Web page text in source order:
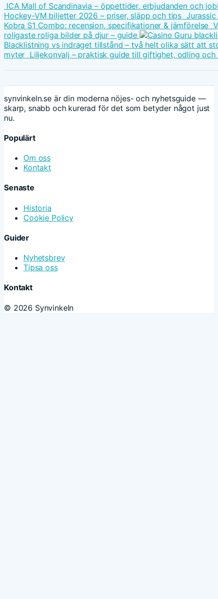
ICA Mall of Scandinavia – öppettider, erbjudanden och
Hockey-VM biljetter 2026 – priser, släpp och tips
Kobra S1 Combo: recension, specifikationer & jämförelse
roligaste roliga bilder på djur – guide
Blacklistning vs indraget tillstånd – två helt olika sätt att
myter Liljekonvalj – praktisk guide till giftighet, odling
synvinkeln.se är din moderna nöjes- och nyhetsguide —
skarp, snabb och kurerad för det som betyder något just
nu.
Populärt
Om oss
Kontakt
Senaste
Historia
Cookie Policy
Guider
Nyhetsbrev
Tipsa oss
Kontakt
© 2026 Synvinkeln